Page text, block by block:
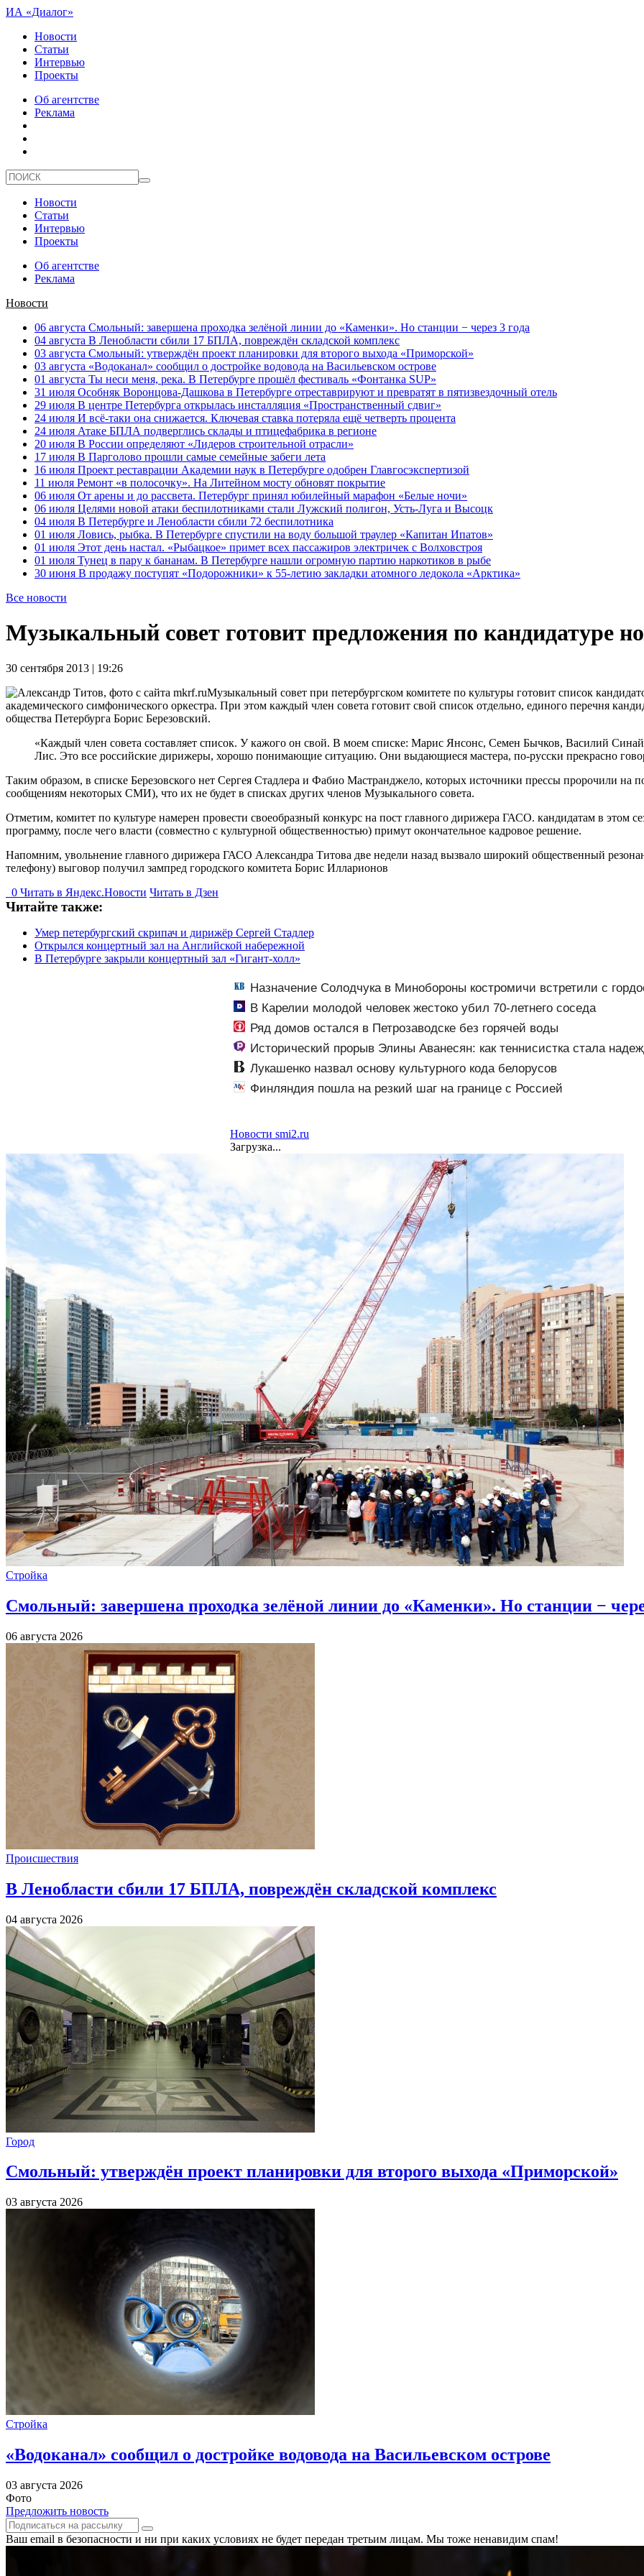
ИА «Диалог»
Новости
Статьи
Интервью
Проекты
Об агентстве
Реклама
Новости
Статьи
Интервью
Проекты
Об агентстве
Реклама
Новости
06 августа Смольный: завершена проходка зелёной линии до «Каменки». Но станции − через 3 года
04 августа В Ленобласти сбили 17 БПЛА, повреждён складской комплекс
03 августа Смольный: утверждён проект планировки для второго выхода «Приморской»
03 августа «Водоканал» сообщил о достройке водовода на Васильевском острове
01 августа Ты неси меня, река. В Петербурге прошёл фестиваль «Фонтанка SUP»
31 июля Особняк Воронцова-Дашкова в Петербурге отреставрируют и превратят в пятизвездочный отель
29 июля В центре Петербурга открылась инсталляция «Пространственный сдвиг»
24 июля И всё-таки она снижается. Ключевая ставка потеряла ещё четверть процента
24 июля Атаке БПЛА подверглись склады и птицефабрика в регионе
20 июля В России определяют «Лидеров строительной отрасли»
17 июля В Парголово прошли самые семейные забеги лета
16 июля Проект реставрации Академии наук в Петербурге одобрен Главгосэкспертизой
11 июля Ремонт «в полосочку». На Литейном мосту обновят покрытие
06 июля От арены и до рассвета. Петербург принял юбилейный марафон «Белые ночи»
06 июля Целями новой атаки беспилотниками стали Лужский полигон, Усть-Луга и Высоцк
04 июля В Петербурге и Ленобласти сбили 72 беспилотника
01 июля Ловись, рыбка. В Петербурге спустили на воду большой траулер «Капитан Ипатов»
01 июля Этот день настал. «Рыбацкое» примет всех пассажиров электричек с Волховстроя
01 июля Тунец в пару к бананам. В Петербурге нашли огромную партию наркотиков в рыбе
30 июня В продажу поступят «Подорожники» к 55-летию закладки атомного ледокола «Арктика»
Все новости
Музыкальный совет готовит предложения по кандидатуре
30 сентября 2013 | 19:26
Музыкальный совет при петербургском комитете по культуры готовит список
академического симфонического оркестра. При этом каждый член совета готовит свой список отдельно, единого перечня
общества Петербурга Борис Березовский.
«Каждый член совета составляет список. У кажого он свой. В моем списке: Марис Янсонс, Семен Бычков, Василий
Лис. Это все российские дирижеры, хорошо понимающие ситуацию. Они выдающиеся мастера, по-русски прекрасно
Таким образом, в списке Березовского нет Сергея Стадлера и Фабио Мастранджело, которых источники прессы пророчили на
сообщениям некоторых СМИ), что их не будет в списках других членов Музыкального совета.
Отметим, комитет по культуре намерен провести своеобразный конкурс на пост главного дирижера ГАСО. кандидатам в этом
программу, после чего власти (совместно с культурной общественностью) примут окончательное кадровое решение.
Напомним, увольнение главного дирижера ГАСО Александра Титова две недели назад вызвало широкий общественный
телефону) выговор получил зампред городского комитета Борис Илларионов
0 Читать в Яндекс.Новости Читать в Дзен
Читайте также:
Умер петербургский скрипач и дирижёр Сергей Стадлер
Открылся концертный зал на Английской набережной
В Петербурге закрыли концертный зал «Гигант-холл»
Назначение Солодчука в Минобороны костромичи встретили с
В Карелии молодой человек жестоко убил 70-летнего соседа
Ряд домов остался в Петрозаводске без горячей воды
Исторический прорыв Элины Аванесян: как теннисистка стала
Лукашенко назвал основу культурного кода белорусов
Финляндия пошла на резкий шаг на границе с Россией
Новости smi2.ru
Загрузка...
Стройка
Смольный: завершена проходка зелёной линии до «Каменки». Но станции −
06 августа 2026
Происшествия
В Ленобласти сбили 17 БПЛА, повреждён складской комплекс
04 августа 2026
Город
Смольный: утверждён проект планировки для второго выхода «Приморской»
03 августа 2026
Стройка
«Водоканал» сообщил о достройке водовода на Васильевском острове
03 августа 2026
Фото
Предложить новость
Ваш email в безопасности и ни при каких условиях не будет передан третьим лицам. Мы тоже ненавидим спам!